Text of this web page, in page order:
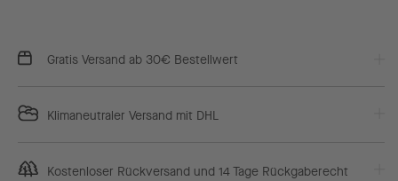
Gratis Versand ab 30€ Bestellwert
Klimaneutraler Versand mit DHL
Kostenloser Rückversand und 14 Tage Rückgaberecht